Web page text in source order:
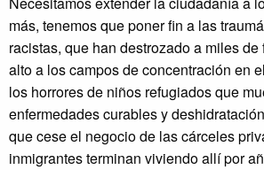
más, tenemos que poner fin a las
racistas, que han destrozado a miles
alto a los campos de concentración en
los horrores de niños refugiados que
enfermedades curables y
que cese el negocio de las cárceles
inmigrantes terminan viviendo allí por